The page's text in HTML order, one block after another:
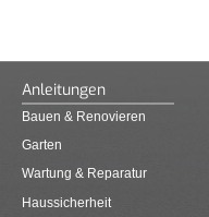
Anleitungen
Bauen & Renovieren
Garten
Wartung & Reparatur
Haussicherheit